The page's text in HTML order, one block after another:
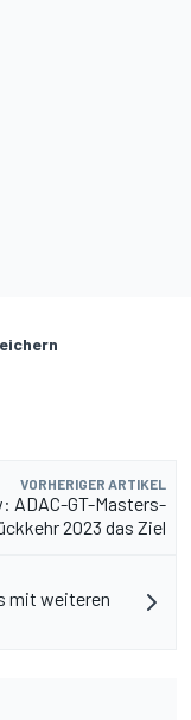
VORHERIGER ARTIKEL
ADAC-GT-Masters-
2023 das Ziel
mit weiteren